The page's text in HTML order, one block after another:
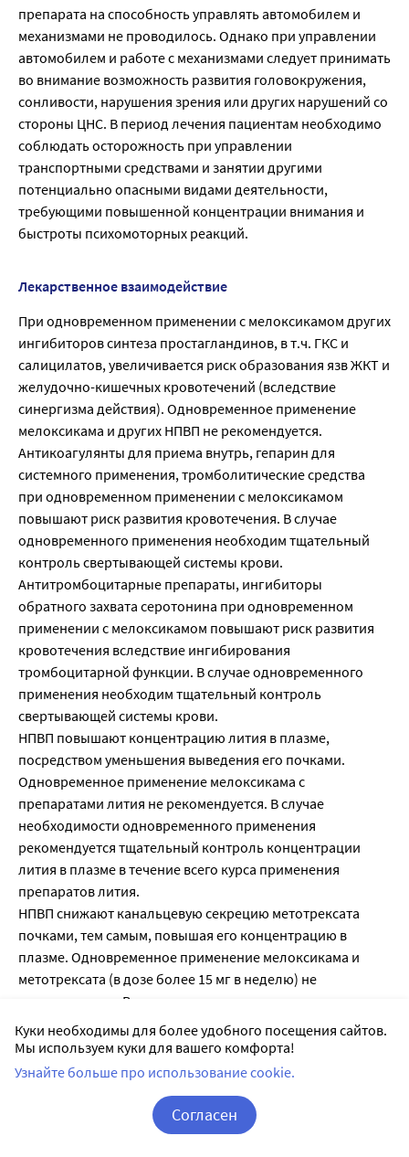
препарата на способность управлять автомобилем и
механизмами не проводилось. Однако при управлении
автомобилем и работе с механизмами следует принимать
во внимание возможность развития головокружения,
сонливости, нарушения зрения или других нарушений со
стороны ЦНС. В период лечения пациентам необходимо
соблюдать осторожность при управлении
транспортными средствами и занятии другими
потенциально опасными видами деятельности,
требующими повышенной концентрации внимания и
быстроты психомоторных реакций.
Лекарственное взаимодействие
При одновременном применении с мелоксикамом других
ингибиторов синтеза простагландинов, в т.ч. ГКС и
салицилатов, увеличивается риск образования язв ЖКТ и
желудочно-кишечных кровотечений (вследствие
синергизма действия). Одновременное применение
мелоксикама и других НПВП не рекомендуется.
Антикоагулянты для приема внутрь, гепарин для
системного применения, тромболитические средства
при одновременном применении с мелоксикамом
повышают риск развития кровотечения. В случае
одновременного применения необходим тщательный
контроль свертывающей системы крови.
Антитромбоцитарные препараты, ингибиторы
обратного захвата серотонина при одновременном
применении с мелоксикамом повышают риск развития
кровотечения вследствие ингибирования
тромбоцитарной функции. В случае одновременного
применения необходим тщательный контроль
свертывающей системы крови.
НПВП повышают концентрацию лития в плазме,
посредством уменьшения выведения его почками.
Одновременное применение мелоксикама с
препаратами лития не рекомендуется. В случае
необходимости одновременного применения
рекомендуется тщательный контроль концентрации
лития в плазме в течение всего курса применения
препаратов лития.
НПВП снижают канальцевую секрецию метотрексата
почками, тем самым, повышая его концентрацию в
плазме. Одновременное применение мелоксикама и
метотрексата (в дозе более 15 мг в неделю) не
рекомендуется. В случае одновременного применения
необходим тщательный контроль функции почек и
формулы крови. Мелоксикам может усиливать
гематологическую токсичность метотрексата, особенно у
Есть данные, что НПВП могут снижать эффективность
внутриматочных контрацептивных устройств, однако это
Куки необходимы для более удобного посещения сайтов.
Мы используем куки для вашего комфорта!
Узнайте больше про использование cookie.
Согласен